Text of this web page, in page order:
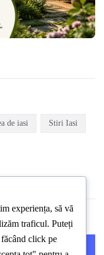
de iasi Stiri Iasi
NEXT POST
experiența, să vă
traficul. Puteți
click pe